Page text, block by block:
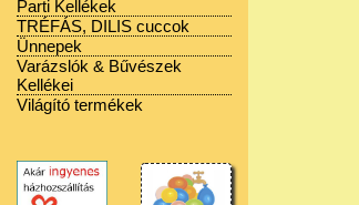
Parti Kellékek
TRÉFÁS, DILIS cuccok
Ünnepek
Varázslók & Bűvészek
Kellékei
Világító termékek